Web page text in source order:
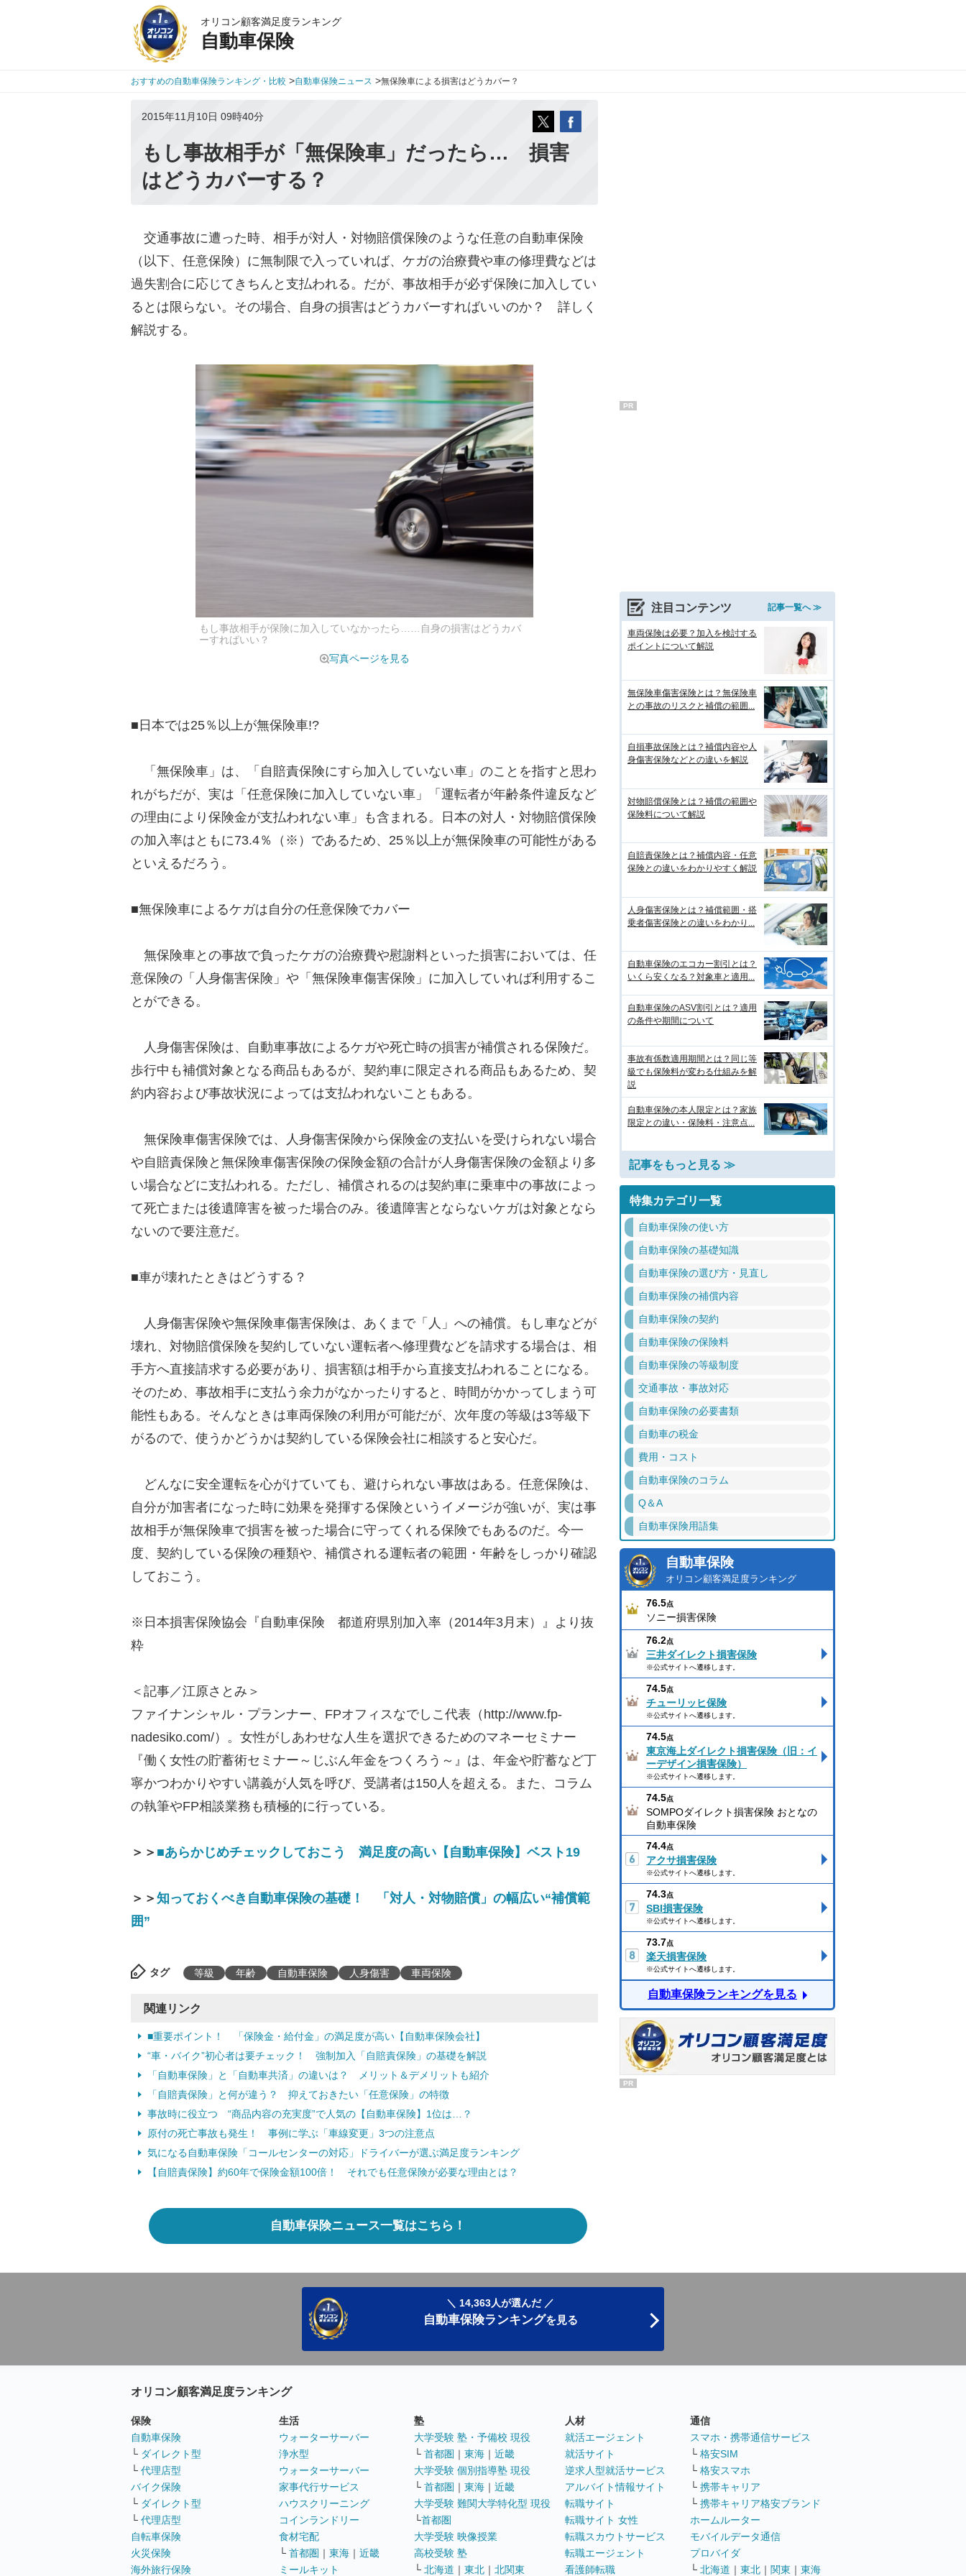
オリコン顧客満足度ランキング
自動車保険
おすすめの自動車保険ランキング・比較 >自動車保険ニュース >無保険車による損害はどうカバー？
2015年11月10日 09時40分
もし事故相手が「無保険車」だったら… 損害
はどうカバーする？
交通事故に遭った時、相手が対人・対物賠償保険のような任意の自動車保険
（以下、任意保険）に無制限で入っていれば、ケガの治療費や車の修理費などは
過失割合に応じてきちんと支払われる。だが、事故相手が必ず保険に加入してい
るとは限らない。その場合、自身の損害はどうカバーすればいいのか？ 詳しく
解説する。
もし事故相手が保険に加入していなかったら……自身の損害はどうカバ
ーすればいい？
写真ページを見る
■日本では25％以上が無保険車!?
「無保険車」は、「自賠責保険にすら加入していない車」のことを指すと思わ
れがちだが、実は「任意保険に加入していない車」「運転者が年齢条件違反など
の理由により保険金が支払われない車」も含まれる。日本の対人・対物賠償保険
の加入率はともに73.4％（※）であるため、25％以上が無保険車の可能性がある
といえるだろう。
■無保険車によるケガは自分の任意保険でカバー
無保険車との事故で負ったケガの治療費や慰謝料といった損害においては、任
意保険の「人身傷害保険」や「無保険車傷害保険」に加入していれば利用するこ
とができる。
人身傷害保険は、自動車事故によるケガや死亡時の損害が補償される保険だ。
歩行中も補償対象となる商品もあるが、契約車に限定される商品もあるため、契
約内容および事故状況によっては支払われないこともある。
無保険車傷害保険では、人身傷害保険から保険金の支払いを受けられない場合
や自賠責保険と無保険車傷害保険の保険金額の合計が人身傷害保険の金額より多
い場合などに支払われる。ただし、補償されるのは契約車に乗車中の事故によっ
て死亡または後遺障害を被った場合のみ。後遺障害とならないケガは対象となら
ないので要注意だ。
■車が壊れたときはどうする？
人身傷害保険や無保険車傷害保険は、あくまで「人」への補償。もし車などが
壊れ、対物賠償保険を契約していない運転者へ修理費などを請求する場合は、相
手方へ直接請求する必要があり、損害額は相手から直接支払われることになる。
そのため、事故相手に支払う余力がなかったりすると、時間がかかってしまう可
能性もある。そんなときは車両保険の利用が可能だが、次年度の等級は3等級下
がるので、使うかどうかは契約している保険会社に相談すると安心だ。
どんなに安全運転を心がけていても、避けられない事故はある。任意保険は、
自分が加害者になった時に効果を発揮する保険というイメージが強いが、実は事
故相手が無保険車で損害を被った場合に守ってくれる保険でもあるのだ。今一
度、契約している保険の種類や、補償される運転者の範囲・年齢をしっかり確認
しておこう。
※日本損害保険協会『自動車保険 都道府県別加入率（2014年3月末）』より抜
粋
＜記事／江原さとみ＞
ファイナンシャル・プランナー、FPオフィスなでしこ代表（http://www.fp-
nadesiko.com/）。女性がしあわせな人生を選択できるためのマネーセミナー
『働く女性の貯蓄術セミナー～じぶん年金をつくろう～』は、年金や貯蓄など丁
寧かつわかりやすい講義が人気を呼び、受講者は150人を超える。また、コラム
の執筆やFP相談業務も積極的に行っている。
＞＞ ■あらかじめチェックしておこう 満足度の高い【自動車保険】ベスト19
＞＞知っておくべき自動車保険の基礎！ 「対人・対物賠償」の幅広い“補償範
囲”
タグ 等級 年齢 自動車保険 人身傷害 車両保険
関連リンク
■重要ポイント！ 「保険金・給付金」の満足度が高い【自動車保険会社】
“車・バイク”初心者は要チェック！ 強制加入「自賠責保険」の基礎を解説
「自動車保険」と「自動車共済」の違いは？ メリット＆デメリットも紹介
「自賠責保険」と何が違う？ 抑えておきたい「任意保険」の特徴
事故時に役立つ “商品内容の充実度”で人気の【自動車保険】1位は…？
原付の死亡事故も発生！ 事例に学ぶ「車線変更」3つの注意点
気になる自動車保険「コールセンターの対応」ドライバーが選ぶ満足度ランキング
【自賠責保険】約60年で保険金額100倍！ それでも任意保険が必要な理由とは？
自動車保険ニュース一覧はこちら！
PR
注目コンテンツ 記事一覧へ ≫
車両保険は必要？加入を検討する
ポイントについて解説
無保険車傷害保険とは？無保険車
との事故のリスクと補償の範囲...
自損事故保険とは？補償内容や人
身傷害保険などとの違いを解説
対物賠償保険とは？補償の範囲や
保険料について解説
自賠責保険とは？補償内容・任意
保険との違いをわかりやすく解説
人身傷害保険とは？補償範囲・搭
乗者傷害保険との違いをわかり...
自動車保険のエコカー割引とは？
いくら安くなる？対象車と適用...
自動車保険のASV割引とは？適用
の条件や期間について
事故有係数適用期間とは？同じ等
級でも保険料が変わる仕組みを解
説
自動車保険の本人限定とは？家族
限定との違い・保険料・注意点...
記事をもっと見る ≫
特集カテゴリ一覧
自動車保険の使い方
自動車保険の基礎知識
自動車保険の選び方・見直し
自動車保険の補償内容
自動車保険の契約
自動車保険の保険料
自動車保険の等級制度
交通事故・事故対応
自動車保険の必要書類
自動車の税金
費用・コスト
自動車保険のコラム
Q＆A
自動車保険用語集
自動車保険
オリコン顧客満足度ランキング
76.5点
ソニー損害保険
76.2点
三井ダイレクト損害保険
※公式サイトへ遷移します。
74.5点
チューリッヒ保険
※公式サイトへ遷移します。
74.5点
東京海上ダイレクト損害保険（旧：イ
ーデザイン損害保険）
※公式サイトへ遷移します。
74.5点
SOMPOダイレクト損害保険 おとなの
自動車保険
74.4点
アクサ損害保険
※公式サイトへ遷移します。
74.3点
SBI損害保険
※公式サイトへ遷移します。
73.7点
楽天損害保険
※公式サイトへ遷移します。
自動車保険ランキングを見る
PR
＼ 14,363人が選んだ ／
自動車保険ランキングを見る
オリコン顧客満足度ランキング
保険
自動車保険
└ ダイレクト型
└ 代理店型
バイク保険
└ ダイレクト型
└ 代理店型
自転車保険
火災保険
海外旅行保険
生活
ウォーターサーバー
浄水型
ウォーターサーバー
家事代行サービス
ハウスクリーニング
コインランドリー
食材宅配
└ 首都圏 ｜ 東海 ｜ 近畿
ミールキット
塾
大学受験 塾・予備校 現役
└ 首都圏 ｜ 東海 ｜ 近畿
大学受験 個別指導塾 現役
└ 首都圏 ｜ 東海 ｜ 近畿
大学受験 難関大学特化型 現役
└首都圏
大学受験 映像授業
高校受験 塾
└ 北海道 ｜ 東北 ｜ 北関東
人材
就活エージェント
就活サイト
逆求人型就活サービス
アルバイト情報サイト
転職サイト
転職サイト 女性
転職スカウトサービス
転職エージェント
看護師転職
通信
スマホ・携帯通信サービス
└ 格安SIM
└ 格安スマホ
└ 携帯キャリア
└ 携帯キャリア格安ブランド
ホームルーター
モバイルデータ通信
プロバイダ
└ 北海道 ｜ 東北 ｜ 関東 ｜ 東海